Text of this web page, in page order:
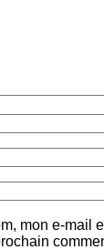
mon e-mail